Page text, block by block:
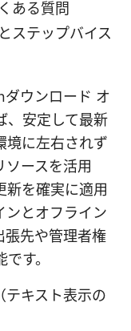
ある質問
ステップバイス
ウンロード オ
、安定して最新
境に左右されず
ソースを活用
新を確実に適用
ンとオフライン
張先や管理者権
す。
テキスト表示の